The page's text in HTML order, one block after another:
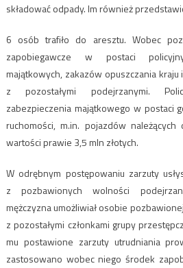
składować odpady. Im również
6 osób trafiło do aresztu. Wobec
zapobiegawcze w postaci
majątkowych, zakazów opuszczania
z pozostałymi podejrzanymi.
zabezpieczenia majątkowego w postaci
ruchomości, m.in. pojazdów
wartości prawie 3,5 mln złotych.
W odrębnym postępowaniu zarzuty
z pozbawionych wolności
mężczyzna umożliwiał osobie
z pozostałymi członkami grupy
mu postawione zarzuty utrudniania
zastosowano wobec niego środek